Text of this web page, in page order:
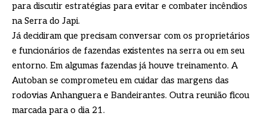
para discutir estratégias para evitar e combater incêndios
na Serra do Japi.
Já decidiram que precisam conversar com os proprietários
e funcionários de fazendas existentes na serra ou em seu
entorno. Em algumas fazendas já houve treinamento. A
Autoban se comprometeu em cuidar das margens das
rodovias Anhanguera e Bandeirantes. Outra reunião ficou
marcada para o dia 21.